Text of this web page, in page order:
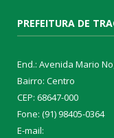
PREFEITURA DE
End.: Avenida Mario
Bairro: Centro
CEP: 68647-000
Fone: (91) 98405-0364
E-mail: